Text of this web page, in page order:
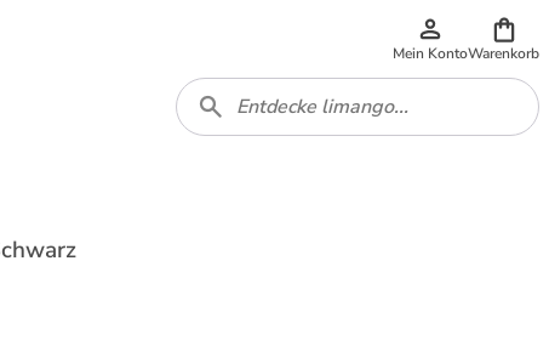
Mein KontoWarenkorb